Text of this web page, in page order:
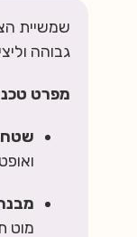
שמשיית
גבוהה
מפרט